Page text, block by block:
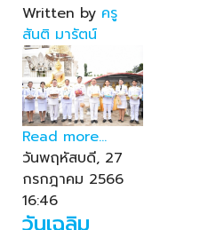
Written by ครู
สันติ มารัตน์
Read more...
วันพฤหัสบดี, 27
กรกฎาคม 2566
16:46
วันเฉลิม